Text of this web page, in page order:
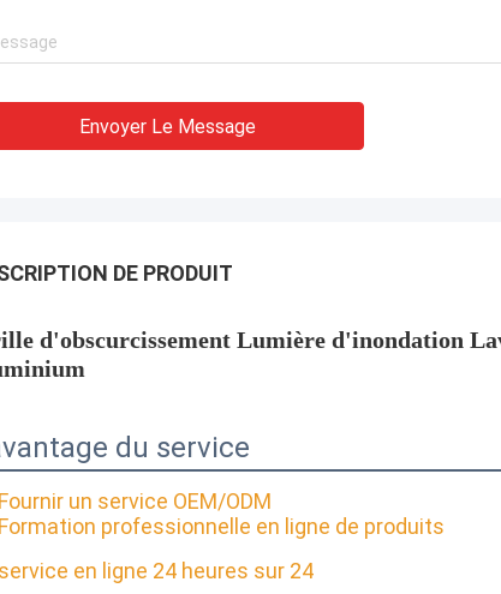
Envoyer Le Message
DE PRODUIT
d'obscurcissement Lumière d'inondation
du service
un service OEM/ODM
professionnelle en ligne de produits
en ligne 24 heures sur 24